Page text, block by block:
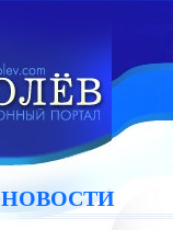
НОВОСТИ